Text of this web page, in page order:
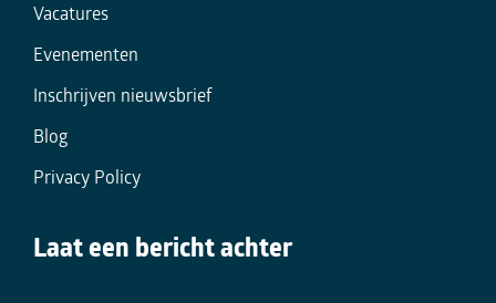
Vacatures
Evenementen
Inschrijven nieuwsbrief
Blog
Privacy Policy
Laat een bericht achter